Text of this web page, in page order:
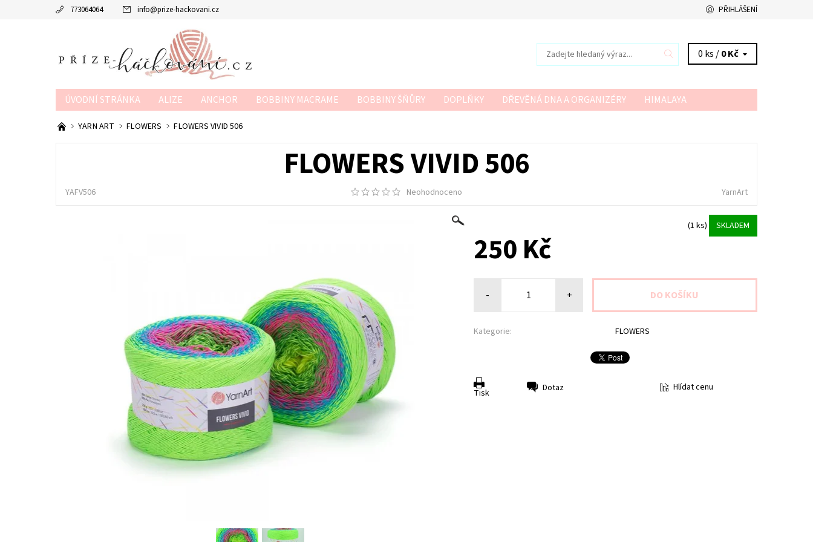
773064064 info@prize-hackovani.cz PŘIHLÁŠENÍ
0 ks /0 Kč
ÚVODNÍ STRÁNKA ALIZE ANCHOR BOBBINY MACRAME BOBBINY ŠŇŮRY DOPLŇKY DŘEVĚNÁ DNA A ORGANIZÉRY
HIMALAYA
MTP
NAKO POUKAZY SCHACHENMAYR
YARN ART FLOWERS FLOWERS VIVID 506
FLOWERS VIVID 506
YAFV506 Neohodnoceno YarnArt
(1 ks) SKLADEM
250 Kč
- +
Kategorie: FLOWERS
Tisk Dotaz Hlídat cenu